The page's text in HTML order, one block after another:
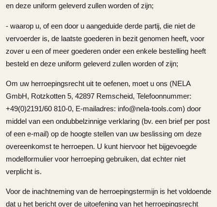
en deze uniform geleverd zullen worden of zijn;
- waarop u, of een door u aangeduide derde partij, die niet de
vervoerder is, de laatste goederen in bezit genomen heeft, voor
zover u een of meer goederen onder een enkele bestelling heeft
besteld en deze uniform geleverd zullen worden of zijn;
Om uw herroepingsrecht uit te oefenen, moet u ons (NELA
GmbH, Rotzkotten 5, 42897 Remscheid, Telefoonnummer:
+49(0)2191/60 810-0, E-mailadres: info@nela-tools.com) door
middel van een ondubbelzinnige verklaring (bv. een brief per post
of een e-mail) op de hoogte stellen van uw beslissing om deze
overeenkomst te herroepen. U kunt hiervoor het bijgevoegde
modelformulier voor herroeping gebruiken, dat echter niet
verplicht is.
Voor de inachtneming van de herroepingstermijn is het voldoende
dat u het bericht over de uitoefening van het herroepingsrecht